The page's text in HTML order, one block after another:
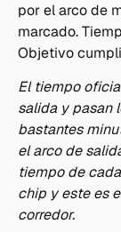
por el arco de
marcado.
Objetivo
El tiempo
salida y pasan
bastantes
el arco de
tiempo de
chip y este es
corredor.